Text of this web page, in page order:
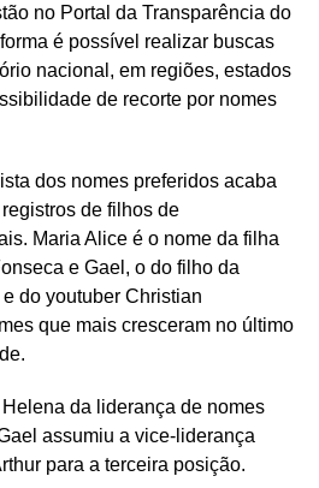
no Portal da Transparência do
é possível realizar buscas
nacional, em regiões, estados
de recorte por nomes
dos nomes preferidos acaba
de filhos de
Maria Alice é o nome da filha
e Gael, o do filho da
do youtuber Christian
que mais cresceram no último
da liderança de nomes
assumiu a vice-liderança
para a terceira posição.